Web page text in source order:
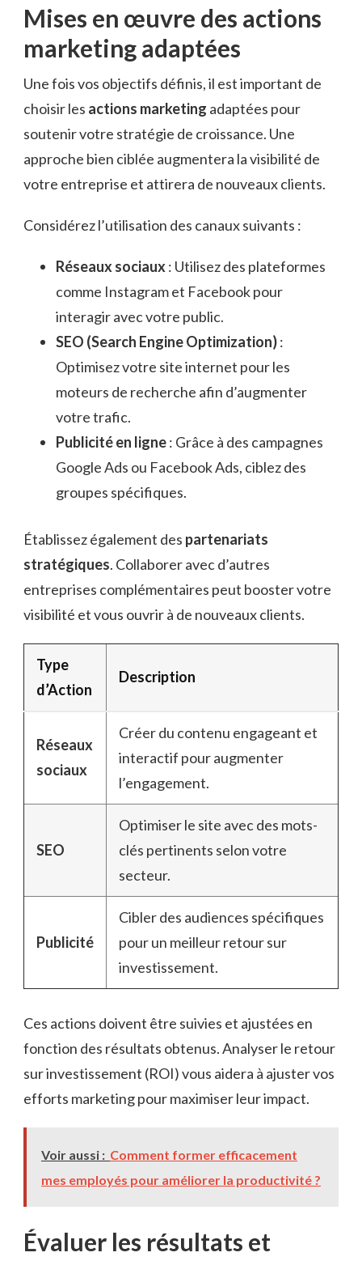
Mises en œuvre des actions
marketing adaptées
Une fois vos objectifs définis, il est important de
choisir les actions marketing adaptées pour
soutenir votre stratégie de croissance. Une
approche bien ciblée augmentera la visibilité de
votre entreprise et attirera de nouveaux clients.
Considérez l’utilisation des canaux suivants :
Réseaux sociaux : Utilisez des plateformes
comme Instagram et Facebook pour
interagir avec votre public.
SEO (Search Engine Optimization):
Optimisez votre site internet pour les
moteurs de recherche afin d’augmenter
votre trafic.
Publicité en ligne: Grâce à des campagnes
Google Ads ou Facebook Ads, ciblez des
groupes spécifiques.
Établissez également des partenariats
stratégiques. Collaborer avec d’autres
entreprises complémentaires peut booster votre
visibilité et vous ouvrir à de nouveaux clients.
Type
d’Action
Description
Réseaux
sociaux
Créer du contenu engageant et
interactif pour augmenter
l’engagement.
SEO
Optimiser le site avec des mots-
clés pertinents selon votre
secteur.
Publicité
Cibler des audiences spécifiques
pour un meilleur retour sur
investissement.
Ces actions doivent être suivies et ajustées en
fonction des résultats obtenus. Analyser le retour
sur investissement (ROI) vous aidera à ajuster vos
efforts marketing pour maximiser leur impact.
Voir aussi : Comment former efficacement
mes employés pour améliorer la productivité ?
Évaluer les résultats et